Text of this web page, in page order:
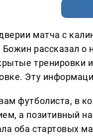
матча с
Божин рассказал о
тренировки
Эту
футболиста, в
а позитивный
оба стартовых